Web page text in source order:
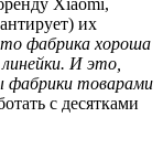
их
фабрика хороша
И это,
фабрики товарами
с десятками